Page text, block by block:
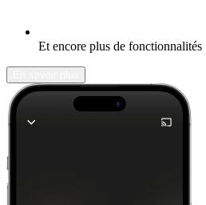
Et encore plus de fonctionnalités